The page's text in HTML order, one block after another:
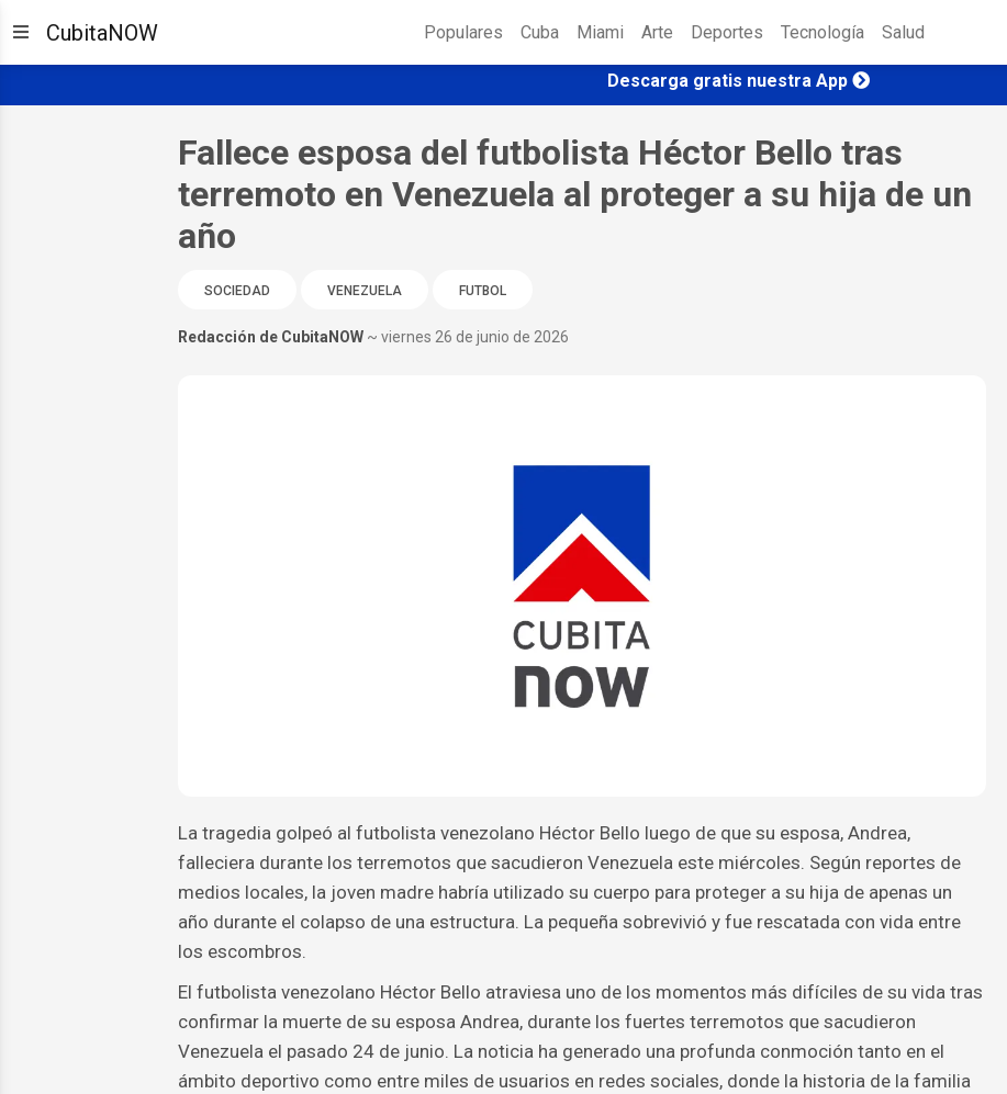
CubitaNOW Populares Cuba Miami Arte Deportes Tecnología Salud
Descarga gratis nuestra App
Fallece esposa del futbolista Héctor Bello tras
terremoto en Venezuela al proteger a su hija de un
año
SOCIEDAD VENEZUELA FUTBOL
Redacción de CubitaNOW ~ viernes 26 de junio de 2026
La tragedia golpeó al futbolista venezolano Héctor Bello luego de que su esposa, Andrea,
falleciera durante los terremotos que sacudieron Venezuela este miércoles. Según reportes de
medios locales, la joven madre habría utilizado su cuerpo para proteger a su hija de apenas un
año durante el colapso de una estructura. La pequeña sobrevivió y fue rescatada con vida entre
los escombros.
El futbolista venezolano Héctor Bello atraviesa uno de los momentos más difíciles de su vida tras
confirmar la muerte de su esposa Andrea, durante los fuertes terremotos que sacudieron
Venezuela el pasado 24 de junio. La noticia ha generado una profunda conmoción tanto en el
ámbito deportivo como entre miles de usuarios en redes sociales, donde la historia de la familia